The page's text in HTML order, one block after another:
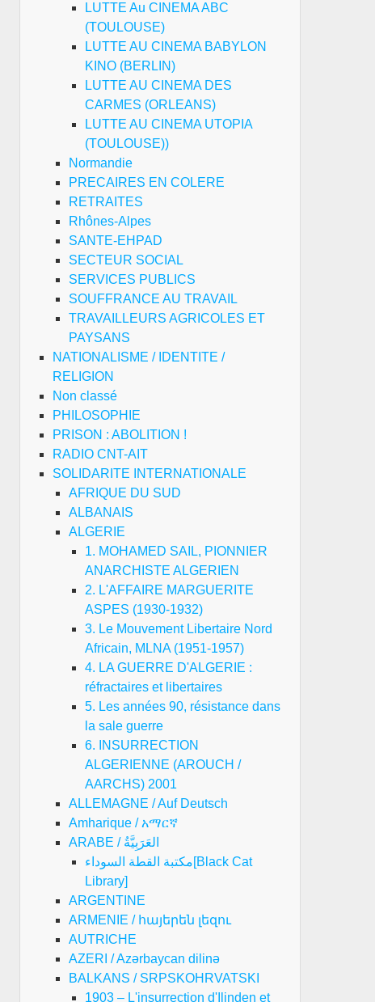
LUTTE Au CINEMA ABC
(TOULOUSE)
LUTTE AU CINEMA BABYLON
KINO (BERLIN)
LUTTE AU CINEMA DES
CARMES (ORLEANS)
LUTTE AU CINEMA UTOPIA
(TOULOUSE))
Normandie
PRECAIRES EN COLERE
RETRAITES
Rhônes-Alpes
SANTE-EHPAD
SECTEUR SOCIAL
SERVICES PUBLICS
SOUFFRANCE AU TRAVAIL
TRAVAILLEURS AGRICOLES ET
PAYSANS
NATIONALISME / IDENTITE /
RELIGION
Non classé
PHILOSOPHIE
PRISON : ABOLITION !
RADIO CNT-AIT
SOLIDARITE INTERNATIONALE
AFRIQUE DU SUD
ALBANAIS
ALGERIE
1. MOHAMED SAIL, PIONNIER
ANARCHISTE ALGERIEN
2. L'AFFAIRE MARGUERITE
ASPES (1930-1932)
3. Le Mouvement Libertaire Nord
Africain, MLNA (1951-1957)
4. LA GUERRE D'ALGERIE :
réfractaires et libertaires
5. Les années 90, résistance dans
la sale guerre
6. INSURRECTION
ALGERIENNE (AROUCH /
AARCHS) 2001
ALLEMAGNE / Auf Deutsch
Amharique / አማርኛ
ARABE / العَرَبِيَّةُ
مكتبة القطة السوداء[Black Cat
Library]
ARGENTINE
ARMENIE / հայերեն լեզու
AUTRICHE
AZERI / Azərbaycan dilinə
BALKANS / SRPSKOHRVATSKI
1903 – L'insurrection d'Ilinden et